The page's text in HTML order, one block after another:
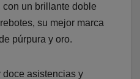
un brillante doble
su mejor marca
púrpura y oro.
doce asistencias y